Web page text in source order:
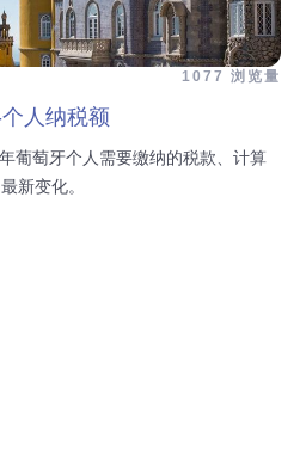
1077 浏览量
人纳税额
葡萄牙个人需要缴纳的税款、计算
新变化。